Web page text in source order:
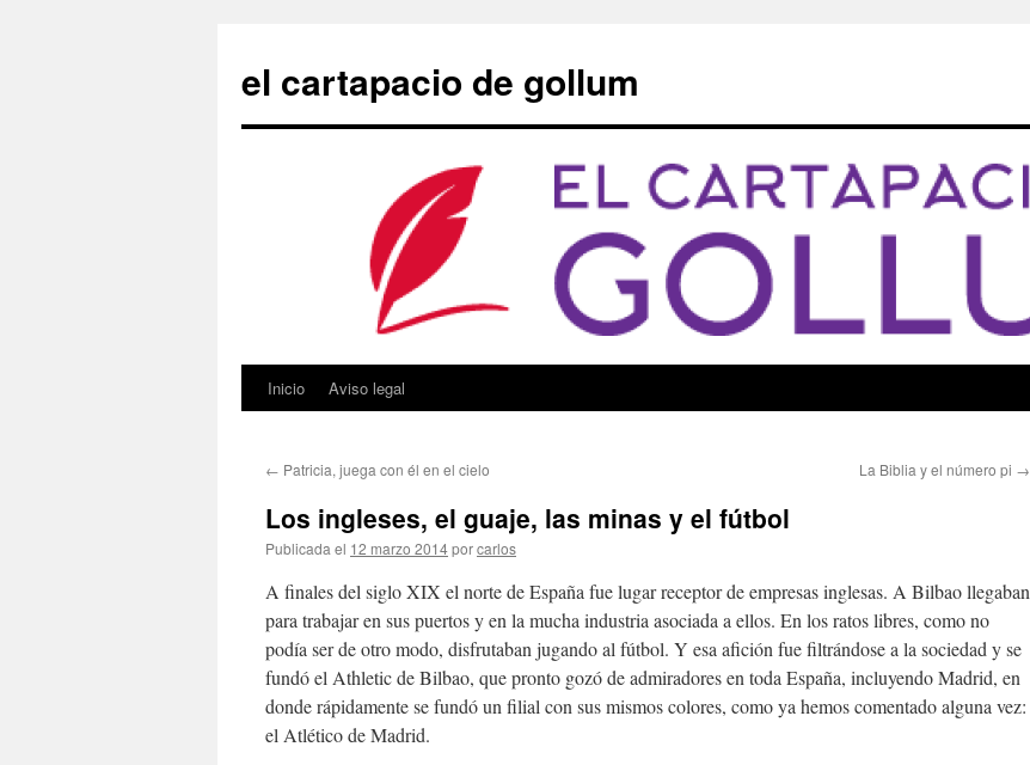
contenido
el cartapacio de gollum
Inicio Aviso legal
← Patricia, juega con él en el cielo La Biblia y el número pi →
Los ingleses, el guaje, las minas y el fútbol
Publicada el 12 marzo 2014porcarlos
A finales del siglo XIX el norte de España fue lugar receptor de empresas inglesas. A Bilbao llegaban
para trabajar en sus puertos y en la mucha industria asociada a ellos. En los ratos libres, como no
podía ser de otro modo, disfrutaban jugando al fútbol. Y esa afición fue filtrándose a la sociedad y se
fundó el Athletic de Bilbao, que pronto gozó de admiradores en toda España, incluyendo Madrid, en
donde rápidamente se fundó un filial con sus mismos colores, como ya hemos comentado alguna vez:
el Atlético de Madrid.